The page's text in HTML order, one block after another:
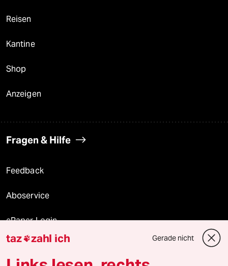
Reisen
Kantine
Shop
Anzeigen
Fragen & Hilfe
Feedback
Aboservice
ePaper Login
Downloads für Abonnierende
taz zahl ich Gerade nicht